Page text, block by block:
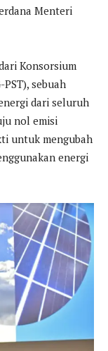
Menteri
Konsorsium
sebuah
dari seluruh
nol emisi
untuk mengubah
energi